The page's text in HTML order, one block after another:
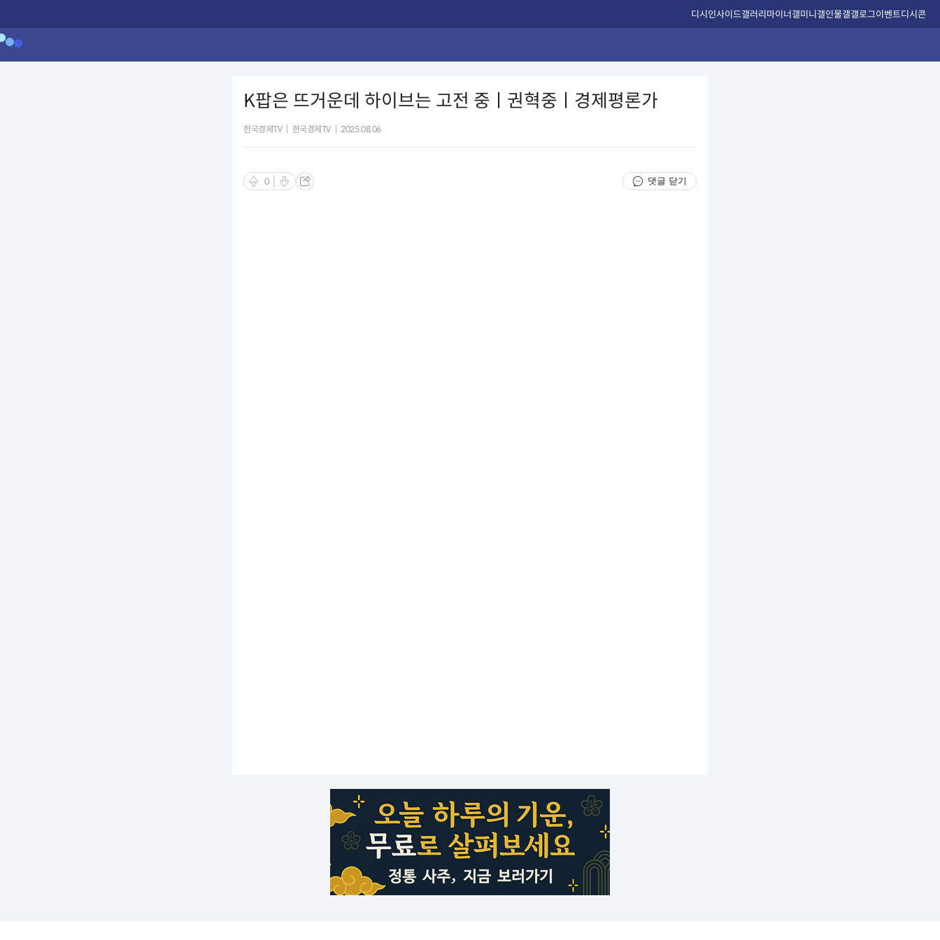
디시인사이드갤러리마이너갤미니갤인물갤갤로그이벤트디시콘
K팝은 뜨거운데 하이브는 고전 중ㅣ권혁중ㅣ경제평론가
한국경제TV 한국경제TV 2025.08.06
0 댓글 닫기